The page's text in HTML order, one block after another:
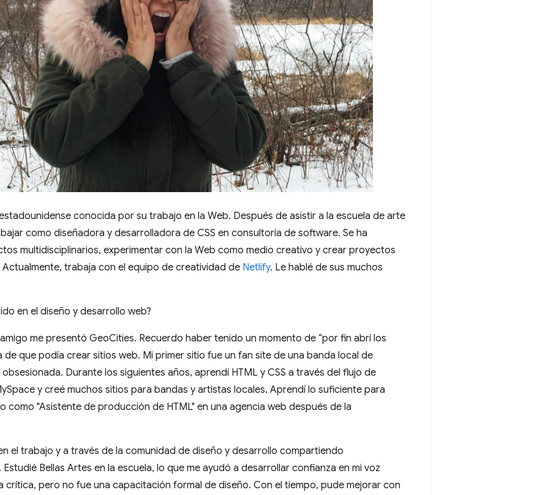
conocida por su trabajo en la Web. Después de asistir a la escuela de arte
como diseñadora y desarrolladora de CSS en consultoría de software. Se ha
multidisciplinarios, experimentar con la Web como medio creativo y crear proyectos
trabaja con el equipo de creatividad de Netlify. Le hablé de sus muchos
en el diseño y desarrollo web?
me presentó GeoCities. Recuerdo haber tenido un momento de “por fin abrí los
de que podía crear sitios web. Mi primer sitio fue un fan site de una banda local de
Durante los siguientes años, aprendí HTML y CSS a través del flujo de
y creé muchos sitios para bandas y artistas locales. Aprendí lo suficiente para
como "Asistente de producción de HTML" en una agencia web después de la
el trabajo y a través de la comunidad de diseño y desarrollo compartiendo
Bellas Artes en la escuela, lo que me ayudó a desarrollar confianza en mi voz
crítica, pero no fue una capacitación formal de diseño. Con el tiempo, pude mejorar con